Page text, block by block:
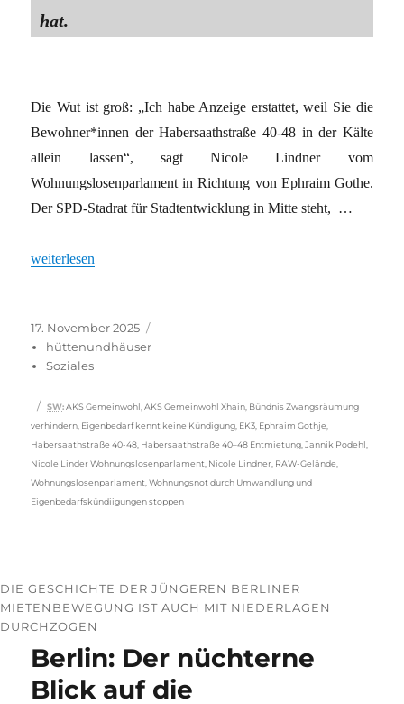
hat.
Die Wut ist groß: „Ich habe Anzeige erstattet, weil Sie die
Be­woh­ne­r*in­nen der Habersaathstraße 40-48 in der Kälte
allein lassen“, sagt Nicole Lindner vom
Wohnungslosenparlament in Richtung von Ephraim Gothe.
Der SPD-Stadrat für Stadtentwicklung in Mitte steht, …
„Vorbereiten für den Ernstfall“
weiterlesen
Veröffentlicht
am
17. November 2025
hüttenundhäuser
Soziales
Schlagwörter
SW: AKS Gemeinwohl ,AKS Gemeinwohl Xhain Bündnis Zwangsräumung
verhindern Eigenbedarf kennt keine Kündigung EK3 Ephraim Gothje
Habersaathstraße 40-48 Habersaathstraße 40–48 Entmietung ,Jannik Podehl
Nicole Linder Wohnungslosenparlament Nicole Lindner RAW-Gelände
Wohnungslosenparlament ,Wohnungsnot durch Umwandlung und
Eigenbedarfskündiigungen stoppen
DIE GESCHICHTE DER JÜNGEREN BERLINER
MIETENBEWEGUNG IST AUCH MIT NIEDERLAGEN
DURCHZOGEN
Berlin: Der nüchterne
Blick auf die